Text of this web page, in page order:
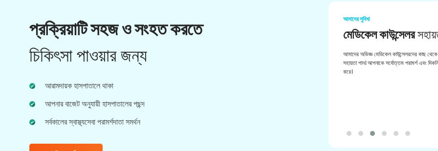
প্রক্রিয়াটি সহজ ও সংহত করতে
চিকিৎসা পাওয়ার জন্য
আরামদায়ক হাসপাতালে থাকা
আপনার বাজেট অনুযায়ী হাসপাতালের পছন্দ
সর্বকালের স্বাস্থ্যসেবা পরামর্শদাতা সমর্থন
আমাদের সুবিধা
পোস্ট চিকিত্সাঅনুসরণ যত্ন
আপনার সমস্যার সমাধান করার জন্য আমাদের দলের সাথে 24x7
চিকিৎসা এবং রোগীর সহায়তা পান। আপনার চিকিৎসার
আমাদের সুবিধা
মেডিকেল কাউন্সেলর
আমাদের অভিজ্ঞ মেডিকেল কাউন্সেলরদের কাছ থেকে
সহায়তা পান। আপনাকে সর্বোত্তম পরামর্শ এবং
করে।